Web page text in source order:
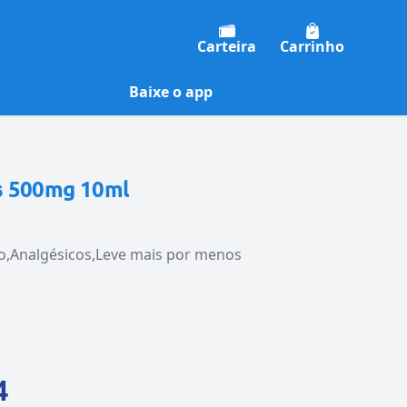
Carteira Carrinho
Baixe o app
10ml
Analgésicos Leve mais por menos